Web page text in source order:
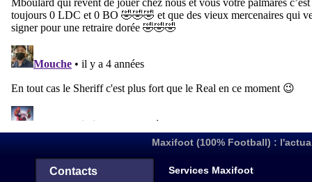
Maxifoot (100% Football) :
Contacts Services Maxifoot